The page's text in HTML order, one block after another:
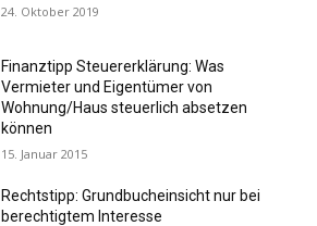
24. Oktober 2019
Finanztipp Steuererklärung: Was
Vermieter und Eigentümer von
Wohnung/Haus steuerlich absetzen
können
15. Januar 2015
Rechtstipp: Grundbucheinsicht nur bei
berechtigtem Interesse